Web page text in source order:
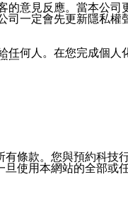
意見反應。當本公
一定會先更新隱私
何人。在您完成個
區。
入本公司/本服務好友
限，以廣告或其他目
息。條款。您與預約科
使用本網站的全部或